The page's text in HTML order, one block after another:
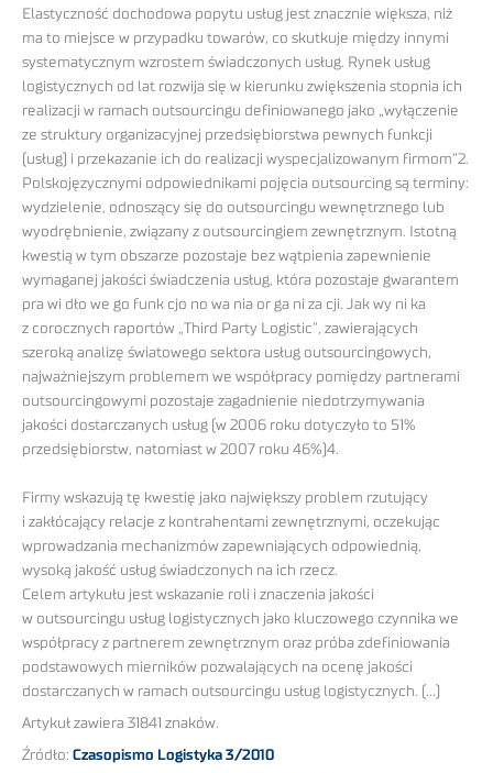
Elastyczność dochodowa popytu usług jest znacznie większa, niż
ma to miejsce w przypadku towarów, co skutkuje między innymi
systematycznym wzrostem świadczonych usług. Rynek usług
logistycznych od lat rozwija się w kierunku zwiększenia stopnia ich
realizacji w ramach outsourcingu definiowanego jako „wyłączenie
ze struktury organizacyjnej przedsiębiorstwa pewnych funkcji
(usług) i przekazanie ich do realizacji wyspecjalizowanym firmom”2.
Polskojęzycznymi odpowiednikami pojęcia outsourcing są terminy:
wydzielenie, odnoszący się do outsourcingu wewnętrznego lub
wyodrębnienie, związany z outsourcingiem zewnętrznym. Istotną
kwestią w tym obszarze pozostaje bez wątpienia zapewnienie
wymaganej jakości świadczenia usług, która pozostaje gwarantem
pra wi dło we go funk cjo no wa nia or ga ni za cji. Jak wy ni ka
z corocznych raportów „Third Party Logistic”, zawierających
szeroką analizę światowego sektora usług outsourcingowych,
najważniejszym problemem we współpracy pomiędzy partnerami
outsourcingowymi pozostaje zagadnienie niedotrzymywania
jakości dostarczanych usług (w 2006 roku dotyczyło to 51%
przedsiębiorstw, natomiast w 2007 roku 46%)4.
Firmy wskazują tę kwestię jako największy problem rzutujący
i zakłócający relacje z kontrahentami zewnętrznymi, oczekując
wprowadzania mechanizmów zapewniających odpowiednią,
wysoką jakość usług świadczonych na ich rzecz.
Celem artykułu jest wskazanie roli i znaczenia jakości
w outsourcingu usług logistycznych jako kluczowego czynnika we
współpracy z partnerem zewnętrznym oraz próba zdefiniowania
podstawowych mierników pozwalających na ocenę jakości
dostarczanych w ramach outsourcingu usług logistycznych. (…)
Artykuł zawiera 31841 znaków.
Źródło: Czasopismo Logistyka 3/2010